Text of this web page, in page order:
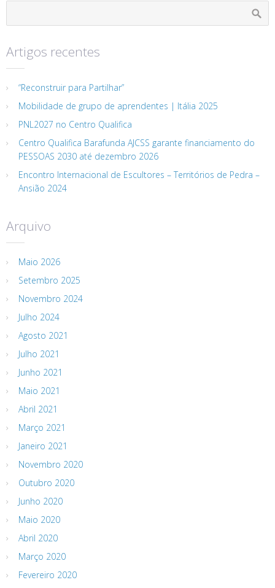
Artigos recentes
“Reconstruir para Partilhar”
Mobilidade de grupo de aprendentes | Itália 2025
PNL2027 no Centro Qualifica
Centro Qualifica Barafunda AJCSS garante financiamento do
PESSOAS 2030 até dezembro 2026
Encontro Internacional de Escultores – Territórios de Pedra –
Ansião 2024
Arquivo
Maio 2026
Setembro 2025
Novembro 2024
Julho 2024
Agosto 2021
Julho 2021
Junho 2021
Maio 2021
Abril 2021
Março 2021
Janeiro 2021
Novembro 2020
Outubro 2020
Junho 2020
Maio 2020
Abril 2020
Março 2020
Fevereiro 2020